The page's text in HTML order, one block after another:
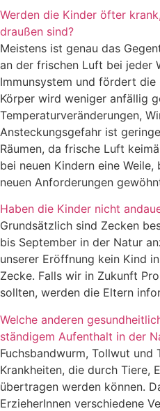
Werden die Kinder öfter
draußen sind?
Meistens ist genau das
an der frischen Luft bei jeder
Immunsystem und fördert die
Körper wird weniger anfällig
Temperaturveränderungen,
Ansteckungsgefahr ist
Räumen, da frische Luft
bei neuen Kindern eine
neuen Anforderungen
Haben die Kinder nicht
Grundsätzlich sind Zecken
bis September in der Natur
unserer Eröffnung kein Kind
Zecke. Falls wir in Zukunft
sollten, werden die Eltern
Welche anderen
ständigem Aufenthalt in der
Fuchsbandwurm, Tollwut und
Krankheiten, die durch Tiere,
übertragen werden können.
ErzieherInnen verschiedene